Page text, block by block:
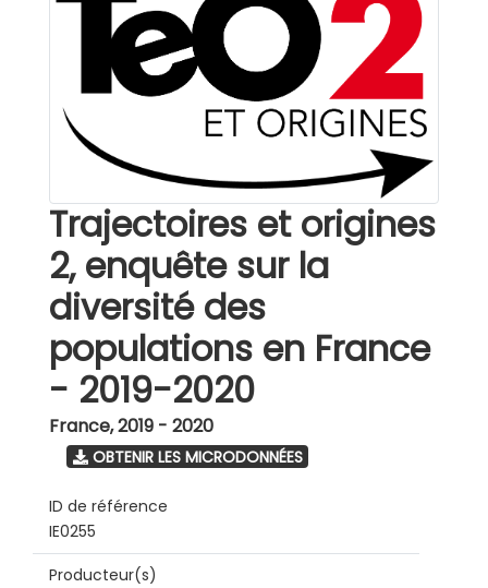
Trajectoires et origines
2, enquête sur la
diversité des
populations en France
- 2019-2020
France,2019 - 2020
OBTENIR LES MICRODONNÉES
ID de référence
IE0255
Producteur(s)